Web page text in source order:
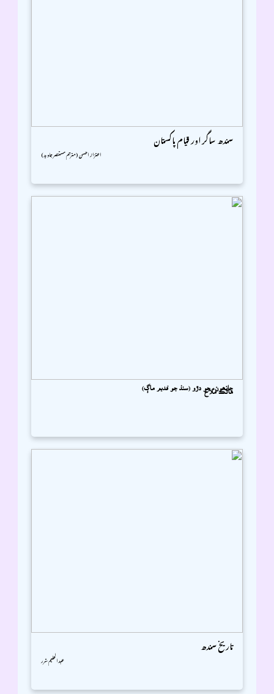
سندھ ساگر اور قیام پاکستان
اعتزاز احسن (مترجم مستنصر جاوید)
چانھونء جو دڙو (سنڌ جو قديم ماڳ)
ماڻڪ ملاح
تاریخ سندھ
عبدالحلیم شرر